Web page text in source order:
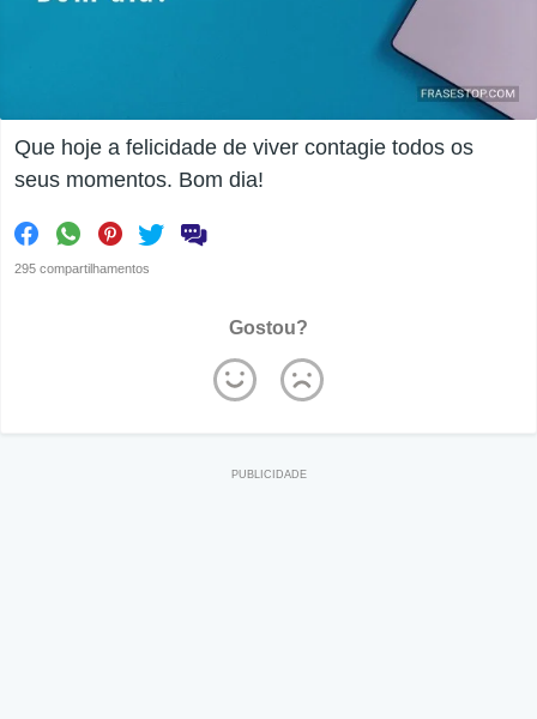
Que hoje a felicidade de viver contagie todos os
seus momentos. Bom dia!
295 compartilhamentos
Gostou?